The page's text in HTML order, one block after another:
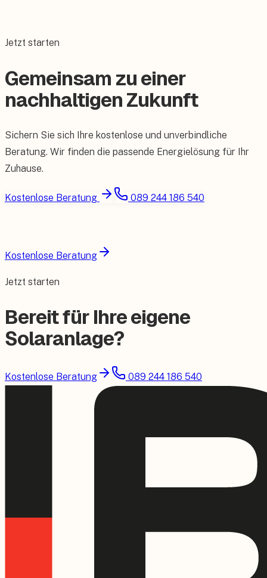
Jetzt starten
Gemeinsam zu einer
nachhaltigen Zukunft
Sichern Sie sich Ihre kostenlose und unverbindliche
Beratung. Wir finden die passende Energielösung für Ihr
Zuhause.
Kostenlose Beratung 089 244 186 540
Kostenlose Beratung
Jetzt starten
Bereit für Ihre eigene
Solaranlage?
Kostenlose Beratung 089 244 186 540